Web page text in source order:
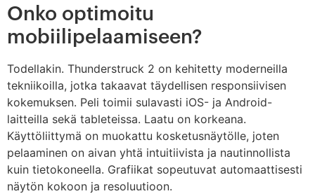
Onko optimoitu
mobiilipelaamiseen?
Todellakin. Thunderstruck 2 on kehitetty moderneilla
tekniikoilla, jotka takaavat täydellisen responsiivisen
kokemuksen. Peli toimii sulavasti iOS- ja Android-
laitteilla sekä tableteissa. Laatu on korkeana.
Käyttöliittymä on muokattu kosketusnäytölle, joten
pelaaminen on aivan yhtä intuitiivista ja nautinnollista
kuin tietokoneella. Grafiikat sopeutuvat automaattisesti
näytön kokoon ja resoluutioon.